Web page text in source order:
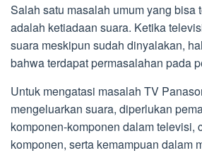
Salah satu masalah umum yang bisa
adalah ketiadaan suara. Ketika
suara meskipun sudah dinyalakan,
bahwa terdapat permasalahan pada
Untuk mengatasi masalah TV
mengeluarkan suara, diperlukan
komponen-komponen dalam televisi,
komponen, serta kemampuan dalam